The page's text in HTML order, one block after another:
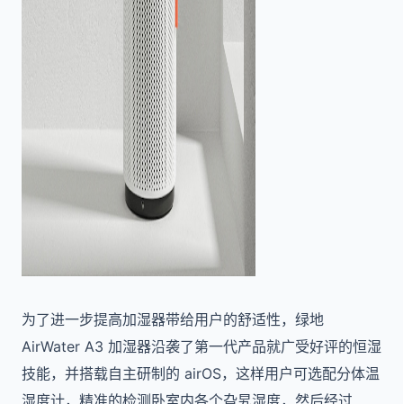
为了进一步提高加湿器带给用户的舒适性，绿地
AirWater A3 加湿器沿袭了第一代产品就广受好评的恒湿
技能，并搭载自主研制的 airOS，这样用户可选配分体温
湿度计，精准的检测卧室内各个旮旯湿度，然后经过